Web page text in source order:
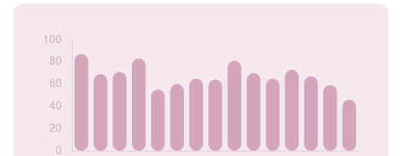
2019
70
65
73
67
59
46